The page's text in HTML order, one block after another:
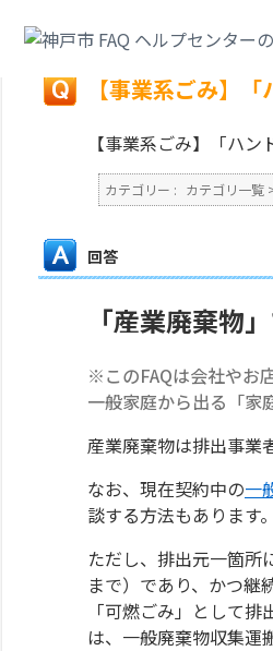
戻る
【事業系ごみ】
【事業系ごみ】「ハ
カテゴリー : カテゴリ一覧
回答
「産業廃棄物
※このFAQは会社やお
一般家庭から出る「家
産業廃棄物は排出事業
なお、現在契約中の一
談する方法もあります。
ただし、排出元一箇所
まで）であり、かつ継
「可燃ごみ」として
は、一般廃棄物収集運